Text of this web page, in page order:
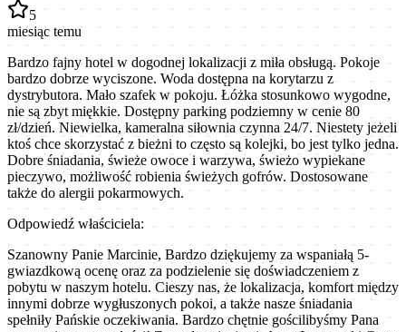
5
miesiąc temu
Bardzo fajny hotel w dogodnej lokalizacji z miła obsługą. Pokoje
bardzo dobrze wyciszone. Woda dostępna na korytarzu z
dystrybutora. Mało szafek w pokoju. Łóżka stosunkowo wygodne,
nie są zbyt miękkie. Dostępny parking podziemny w cenie 80
zł/dzień. Niewielka, kameralna siłownia czynna 24/7. Niestety jeżeli
ktoś chce skorzystać z bieżni to często są kolejki, bo jest tylko jedna.
Dobre śniadania, świeże owoce i warzywa, świeżo wypiekane
pieczywo, możliwość robienia świeżych gofrów. Dostosowane
także do alergii pokarmowych.
Odpowiedź właściciela:
Szanowny Panie Marcinie, Bardzo dziękujemy za wspaniałą 5-
gwiazdkową ocenę oraz za podzielenie się doświadczeniem z
pobytu w naszym hotelu. Cieszy nas, że lokalizacja, komfort między
innymi dobrze wygłuszonych pokoi, a także nasze śniadania
spełniły Pańskie oczekiwania. Bardzo chętnie gościlibyśmy Pana